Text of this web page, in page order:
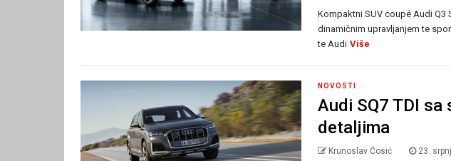
Kompaktni SUV coupé Audi
dinamičnim upravljanjem te
te Audi Više
NOVOSTI
Audi SQ7 TDI
detaljima
Krunoslav Ćosić 23.